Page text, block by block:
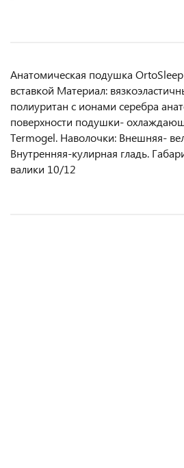
Анатомическая подушка
вставкой Материал:
полиуритан с ионами серебра
поверхности подушки-
Termogel. Наволочки: Внешняя-
Внутренняя-кулирная гладь.
валики 10/12